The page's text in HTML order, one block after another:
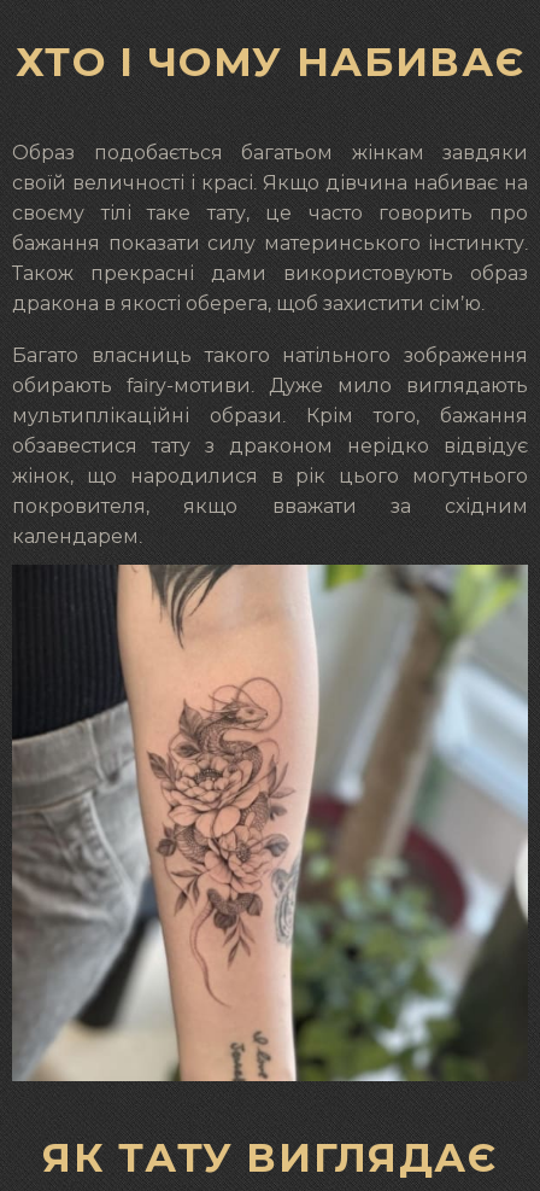
ХТО І ЧОМУ НАБИВАЄ
Образ подобається багатьом жінкам завдяки
своїй величності і красі. Якщо дівчина набиває на
своєму тілі таке тату, це часто говорить про
бажання показати силу материнського інстинкту.
Також прекрасні дами використовують образ
дракона в якості оберега, щоб захистити сім’ю.
Багато власниць такого натільного зображення
обирають fairy-мотиви. Дуже мило виглядають
мультиплікаційні образи. Крім того, бажання
обзавестися тату з драконом нерідко відвідує
жінок, що народилися в рік цього могутнього
покровителя, якщо вважати за східним
календарем.
ЯК ТАТУ ВИГЛЯДАЄ